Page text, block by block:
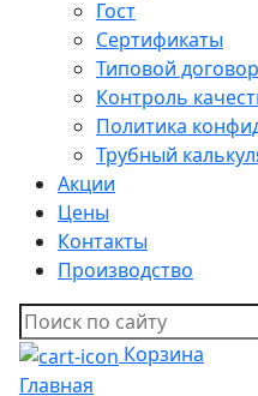
Гост
Сертификаты
Типовой договор
Контроль
Политика
Трубный
Акции
Цены
Контакты
Производство
Корзина
Главная